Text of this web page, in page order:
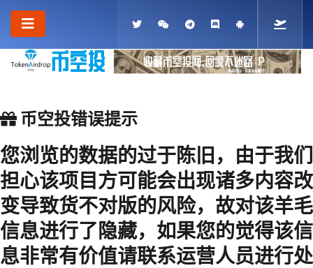
币空投错误提示
您浏览的数据的过于陈旧，由于我们
担心该项目方可能会出现诸多内容改
变导致货不对版的风险，故对该羊毛
信息进行了隐藏，如果您的觉得该信
息非常有价值请联系运营人员进行处